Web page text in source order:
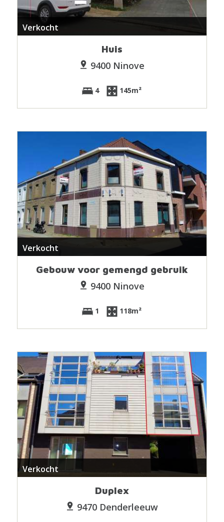
Verkocht
Huis
9400 Ninove
4 145m²
Verkocht
Gebouw voor gemengd gebruik
9400 Ninove
1 118m²
Verkocht
Duplex
9470 Denderleeuw